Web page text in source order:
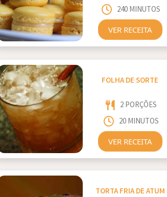
240 MINUTOS
VER RECEITA
FOLHA DE SORTE
2 PORÇÕES
20 MINUTOS
VER RECEITA
TORTA FRIA DE ATUM